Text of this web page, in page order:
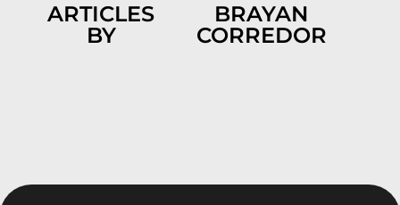
ARTICLES
BY
BRAYAN
CORREDOR